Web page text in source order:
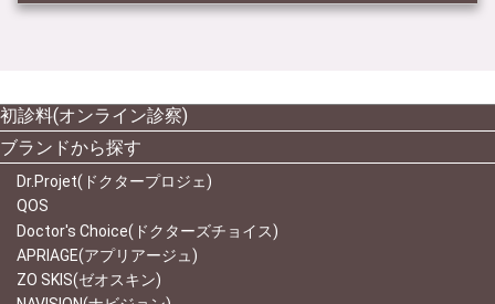
初診料(オンライン診察)
ブランドから探す
Dr.Projet(ドクタープロジェ)
QOS
Doctor's Choice(ドクターズチョイス)
APRIAGE(アプリアージュ)
ZO SKIS(ゼオスキン)